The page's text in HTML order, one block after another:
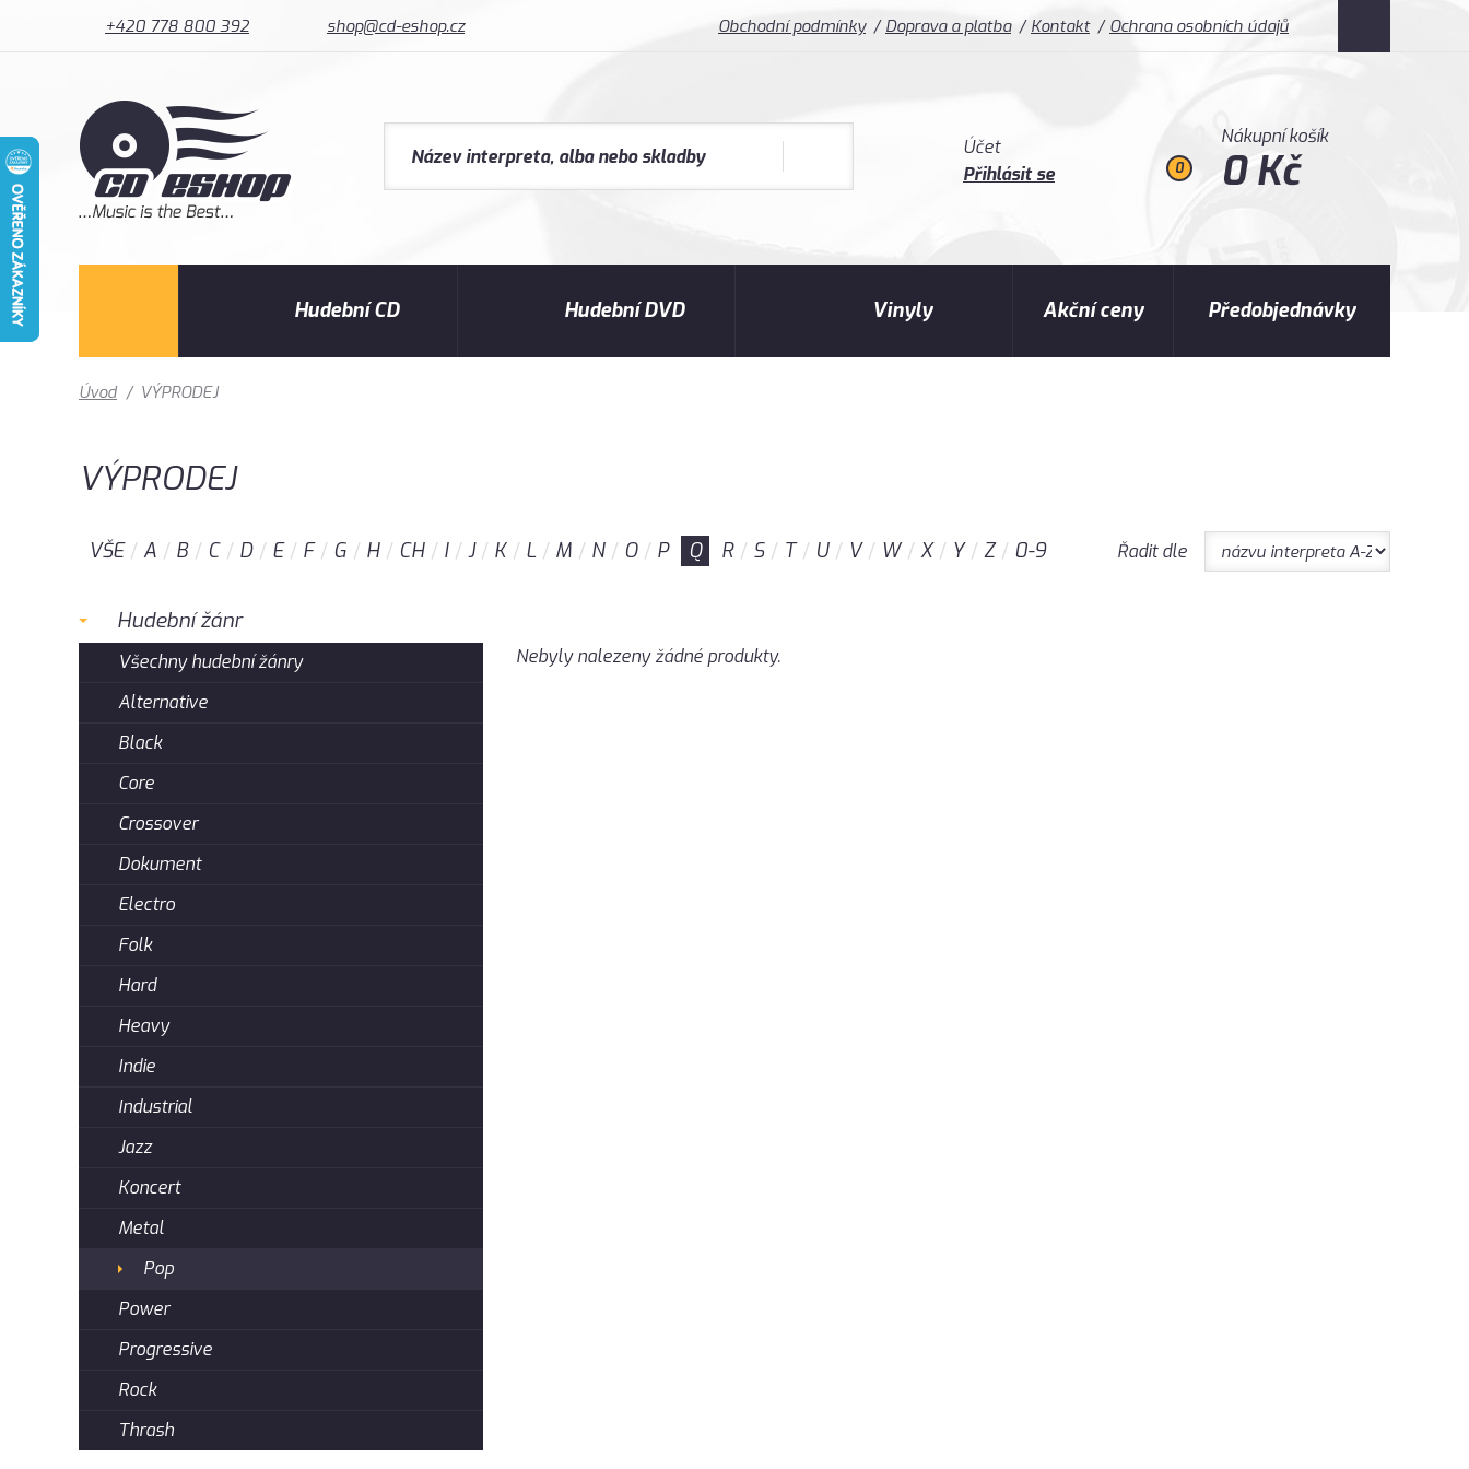
+420 778 800 392 shop@cd-eshop.cz Obchodní podmínky Doprava a platba Kontakt Ochrana osobních údajů
Účet
Přihlásit se
0
Nákupní košík
0 Kč
Hudební CD Hudební DVD Vinyly Akční ceny Předobjednávky
Úvod / VÝPRODEJ
VÝPRODEJ
VŠE A B C D E F G H CH I J K L M N O P Q R S T U V W X Y Z 0-9 Řadit dle
Hudební žánr
Všechny hudební žánry
Alternative
Black
Core
Crossover
Dokument
Electro
Folk
Hard
Heavy
Indie
Industrial
Jazz
Koncert
Metal
Pop
Power
Progressive
Rock
Thrash
Nebyly nalezeny žádné produkty.